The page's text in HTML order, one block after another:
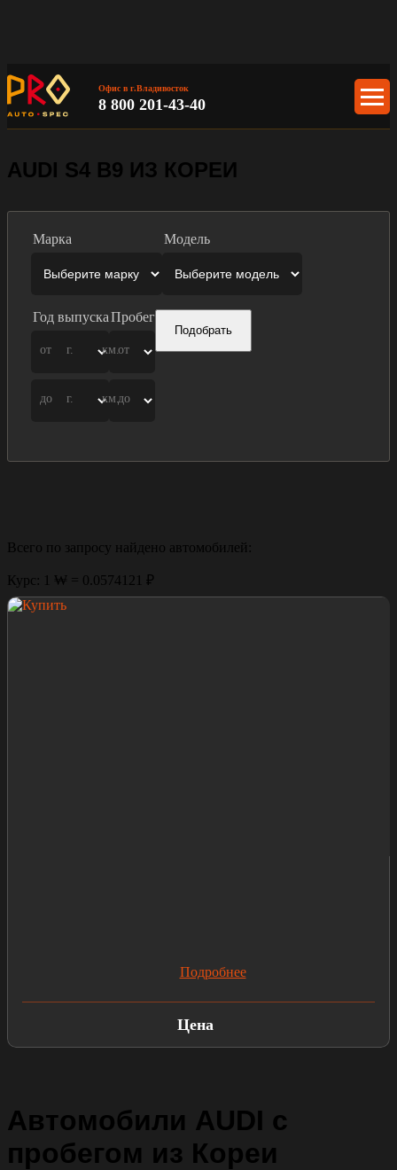
Офис в г.Владивосток
8 800 201-43-40
AUDI S4 B9 ИЗ КОРЕИ
Марка Модель
Год выпуска
от г.
до г.
Пробег
от
км.
до
км.
Подобрать
Всего по запросу найдено автомобилей:
Курс: 1 ₩ = 0.0574121 ₽
Подробнее
Цена
Автомобили AUDI с
пробегом из Кореи